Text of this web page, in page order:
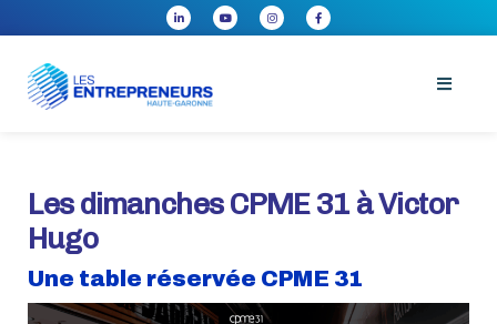
Les dimanches CPME 31 à Victor
Hugo
Une table réservée CPME 31